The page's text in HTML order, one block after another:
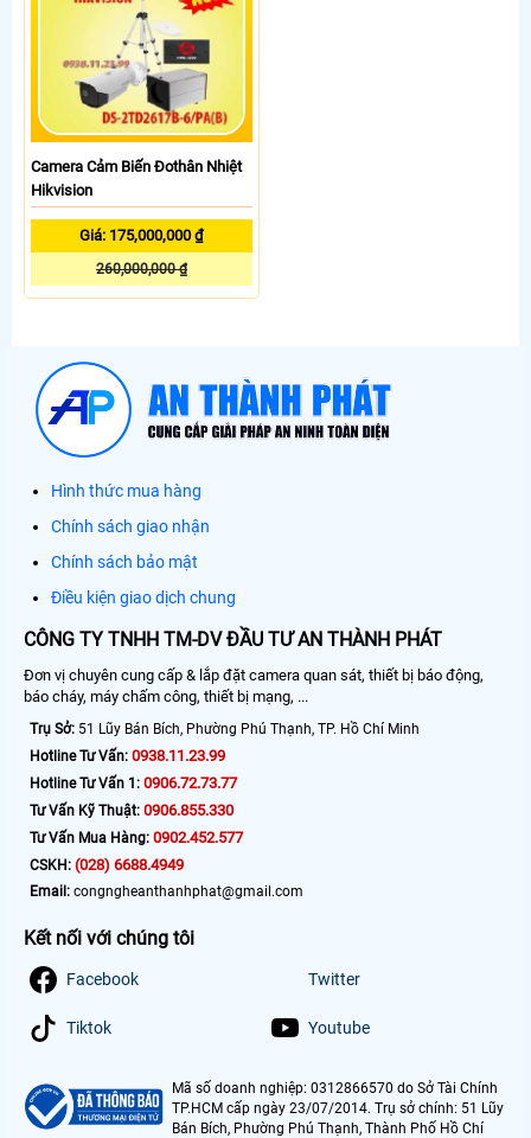
Camera Cảm Biến Đothân Nhiệt
Hikvision
Giá: 175,000,000 ₫
260,000,000 ₫
Hình thức mua hàng
Chính sách giao nhận
Chính sách bảo mật
Điều kiện giao dịch chung
CÔNG TY TNHH TM-DV ĐẦU TƯ AN THÀNH PHÁT
Đơn vị chuyên cung cấp & lắp đặt camera quan sát, thiết bị báo động,
báo cháy, máy chấm công, thiết bị mạng, ...
Trụ Sở: 51 Lũy Bán Bích, Phường Phú Thạnh, TP. Hồ Chí Minh
Hotline Tư Vấn: 0938.11.23.99
Hotline Tư Vấn 1: 0906.72.73.77
Tư Vấn Kỹ Thuật: 0906.855.330
Tư Vấn Mua Hàng: 0902.452.577
CSKH: (028) 6688.4949
Email: congngheanthanhphat@gmail.com
Kết nối với chúng tôi
Facebook Twitter
Tiktok Youtube
Mã số doanh nghiệp: 0312866570 do Sở Tài Chính
TP.HCM cấp ngày 23/07/2014. Trụ sở chính: 51 Lũy
Bán Bích, Phường Phú Thạnh, Thành Phố Hồ Chí